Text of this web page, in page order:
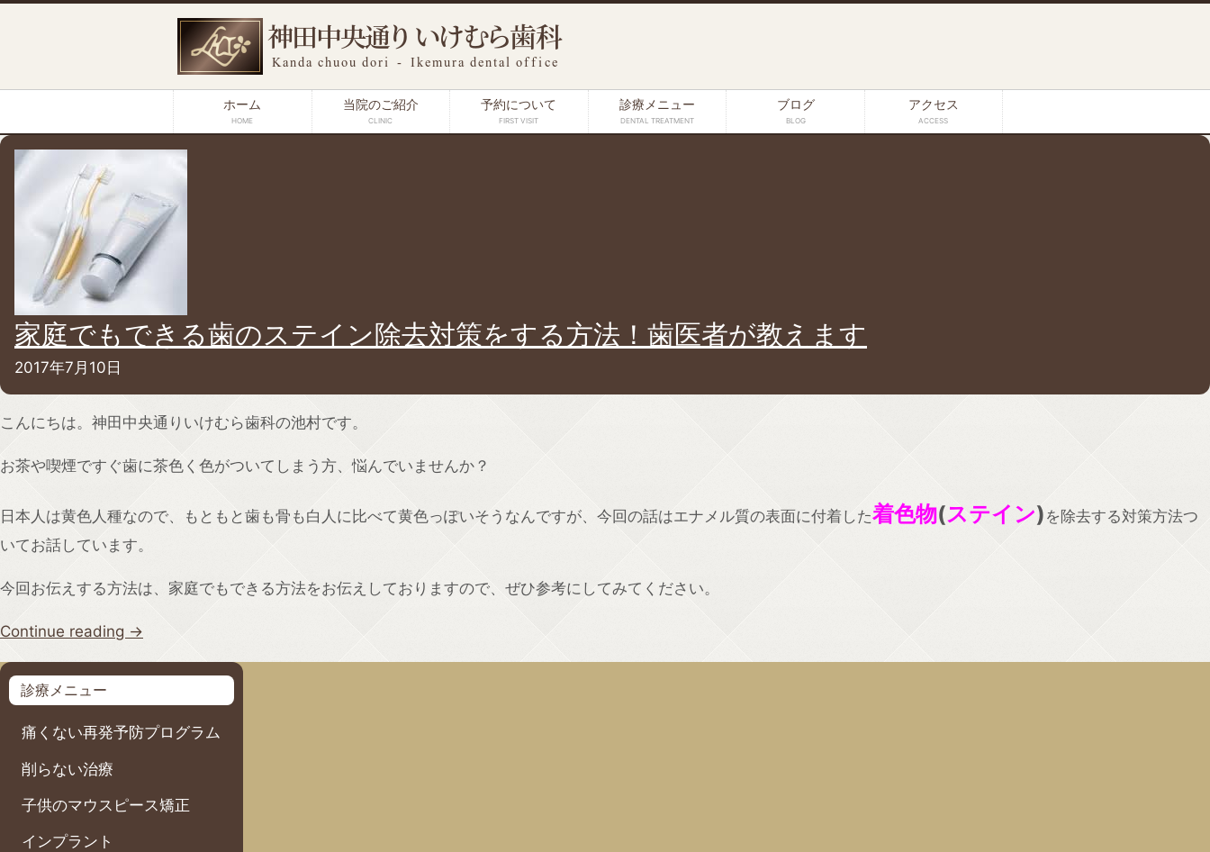
ホーム
HOME
当院のご紹介
CLINIC
予約について
FIRST VISIT
診療メニュー
DENTAL TREATMENT
ブログ
BLOG
アクセス
ACCESS
家庭でもできる歯のステイン除去対策をする方法！歯医者が教えます
2017年7月10日
こんにちは。神田中央通りいけむら歯科の池村です。
お茶や喫煙ですぐ歯に茶色く色がついてしまう方、悩んでいませんか？
日本人は黄色人種なので、もともと歯も骨も白人に比べて黄色っぽいそうなんですが、今回の話はエナメル質の表面に付着した着色物(ステイン) を除去する対策方法つ
いてお話しています。
今回お伝えする方法は、家庭でもできる方法をお伝えしておりますので、ぜひ参考にしてみてください。
Continue reading →
診療メニュー
痛くない再発予防プログラム
削らない治療
子供のマウスピース矯正
インプラント